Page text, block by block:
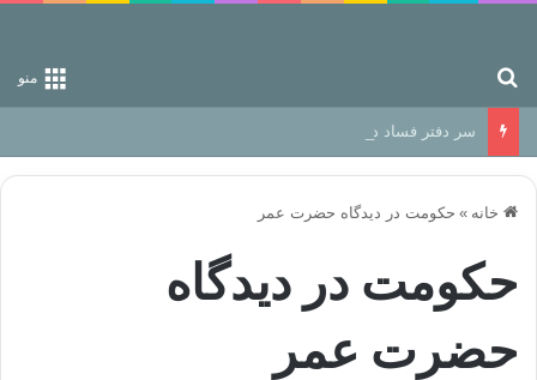
منو
سر دفتر فساد در زمین‌، دوری وکناره‌گیری از راه خداست‌!
خانه » حکومت در دیدگاه حضرت عمر
حکومت در دیدگاه
حضرت عمر